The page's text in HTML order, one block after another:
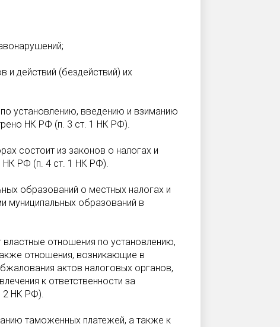
и действий (бездействий) их
установлению, введению и взиманию
НК РФ (п. 3 ст. 1 НК РФ).
состоит из законов о налогах и
НК РФ (п. 4 ст. 1 НК РФ).
образований о местных налогах и
муниципальных образований в
властные отношения по установлению,
отношения, возникающие в
актов налоговых органов,
к ответственности за
2 НК РФ).
таможенных платежей, а также к